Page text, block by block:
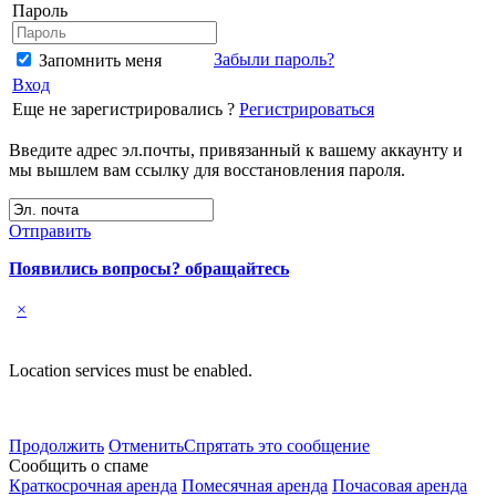
Пароль
Запомнить меня
Забыли пароль?
Вход
Еще не зарегистрировались ? Регистрироваться
Введите адрес эл.почты, привязанный к вашему аккаунту и
мы вышлем вам ссылку для восстановления пароля.
Отправить
Появились вопросы? обращайтесь
×
Location services must be enabled.
Продолжить ОтменитьСпрятать это сообщение
Сообщить о спаме
Краткосрочная аренда Помесячная аренда Почасовая аренда